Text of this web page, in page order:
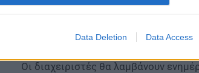
Data Deletion Data Access
Οι έλεγχοι θα πραγματοποιούνται
Τουρισμού και της ΑΑΔΕ. Εκτός από
διαχειριστών.
Οι διαχειριστές θα λαμβάνουν